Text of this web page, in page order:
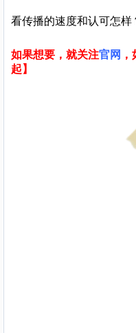
看传播的速度和认可怎样
如果想要，就关注官网
起】